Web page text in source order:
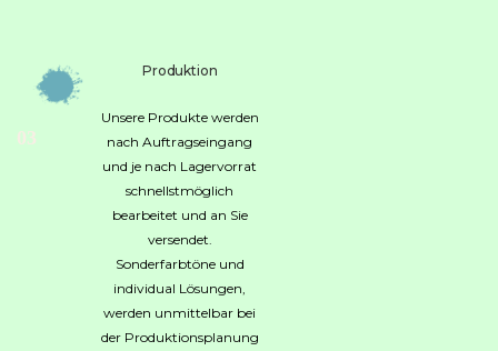
03
Produktion
Unsere Produkte werden
nach Auftragseingang
und je nach Lagervorrat
schnellstmöglich
bearbeitet und an Sie
versendet.
Sonderfarbtöne und
individual Lösungen,
werden unmittelbar bei
der Produktionsplanung